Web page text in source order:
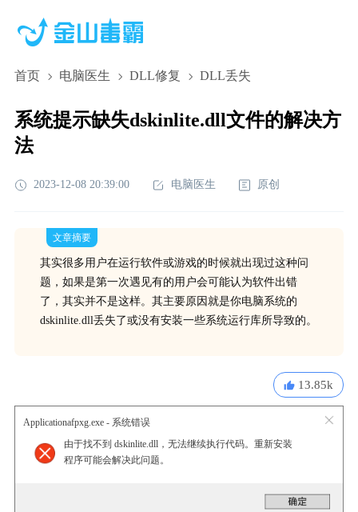
首页 电脑医生 DLL修复 DLL丢失
系统提示缺失dskinlite.dll文件的解决方
法
2023-12-08 20:39:00 电脑医生 原创
文章摘要
其实很多用户在运行软件或游戏的时候就出现过这种问
题，如果是第一次遇见有的用户会可能认为软件出错
了，其实并不是这样。其主要原因就是你电脑系统的
dskinlite.dll丢失了或没有安装一些系统运行库所导致的。
13.85k
Applicationafpxg.exe - 系统错误
由于找不到 dskinlite.dll，无法继续执行代码。重新安装
程序可能会解决此问题。